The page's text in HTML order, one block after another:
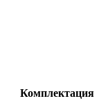
Комплектация